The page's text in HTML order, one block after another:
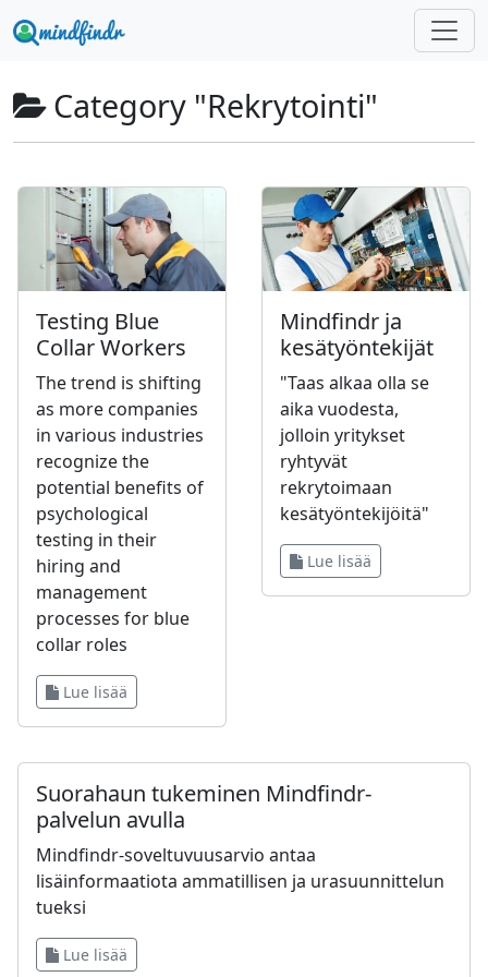
Category "Rekrytointi"
Testing Blue
Collar Workers
The trend is shifting
as more companies
in various industries
recognize the
potential benefits of
psychological
testing in their
hiring and
management
processes for blue
collar roles
Lue lisää
Mindfindr ja
kesätyöntekijät
"Taas alkaa olla se
aika vuodesta,
jolloin yritykset
ryhtyvät
rekrytoimaan
kesätyöntekijöitä"
Lue lisää
Suorahaun tukeminen Mindfindr-
palvelun avulla
Mindfindr-soveltuvuusarvio antaa
lisäinformaatiota ammatillisen ja urasuunnittelun
tueksi
Lue lisää